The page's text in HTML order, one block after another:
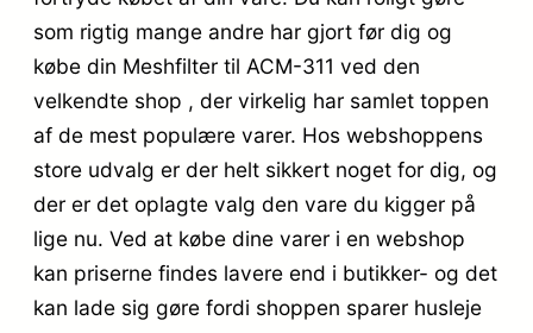
som rigtig mange andre har gjort før dig og
købe din Meshfilter til ACM-311 ved den
velkendte shop , der virkelig har samlet toppen
af de mest populære varer. Hos webshoppens
store udvalg er der helt sikkert noget for dig, og
der er det oplagte valg den vare du kigger på
lige nu. Ved at købe dine varer i en webshop
kan priserne findes lavere end i butikker- og det
kan lade sig gøre fordi shoppen sparer husleje